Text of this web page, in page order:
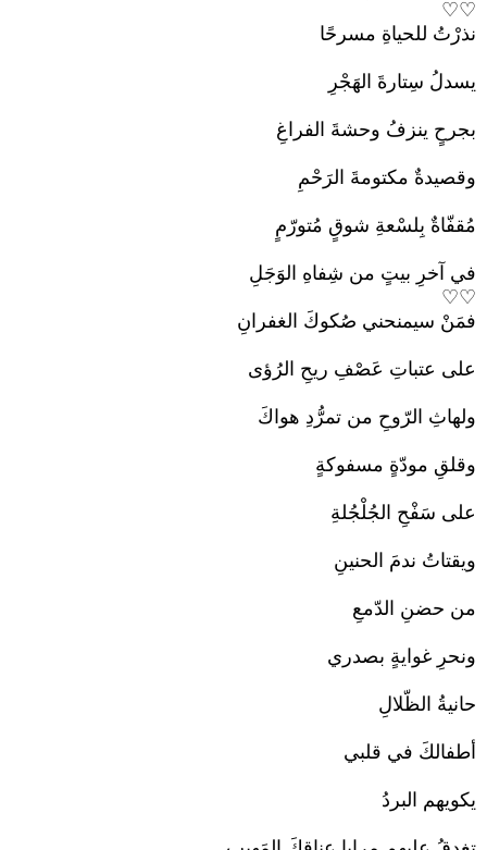
♡♡
نذرْتُ للحياةِ مسرحًا
يسدلُ سِتارةَ الهَجْرِ
بجرحٍ ينزفُ وحشةَ الفراغِ
وقصيدةٌ مكتومةَ الرَحْمِ
مُقفّاةٌ بِلسْعةِ شوقٍ مُتورّمٍ
في آخرِ بيتٍ من شِفاهِ الوَجَلِ
♡♡
فمَنْ سيمنحني صُكوكَ الغفرانِ
على عتباتِ عَصْفِ ريحِ الرُؤى
ولهاثِ الرّوحِ من تمرُّدِ هواكَ
وقلقِ مودّةٍ مسفوكةٍ
على سَفْحِ الجُلْجُلةِ
ويقتاتُ ندمَ الحنينِ
من حضنِ الدّمعِ
ونحرِ غوايةٍ بصدري
حانيةُ الظّلالِ
أطفالكَ في قلبي
يكويهم البردُ